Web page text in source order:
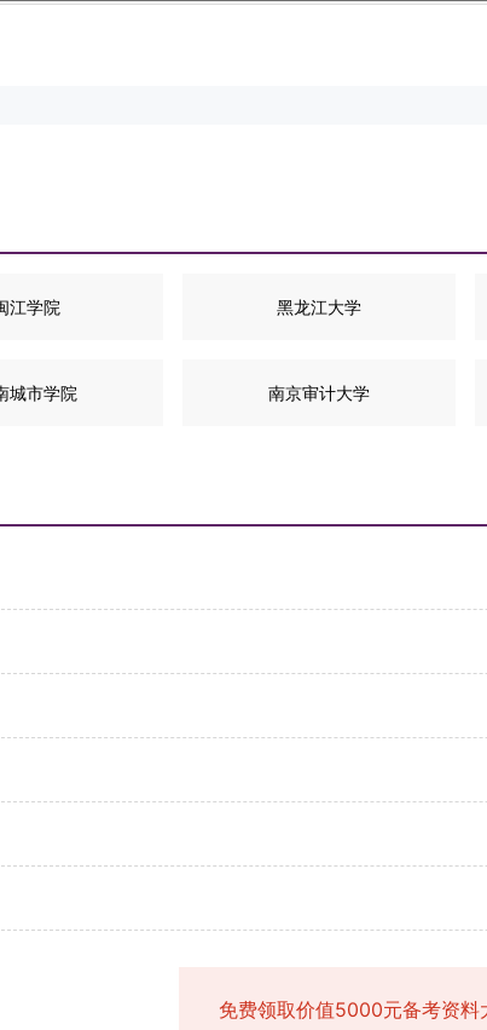
江学院 黑龙江大学
城市学院 南京审计大学
免费领取价值5000元备考资料